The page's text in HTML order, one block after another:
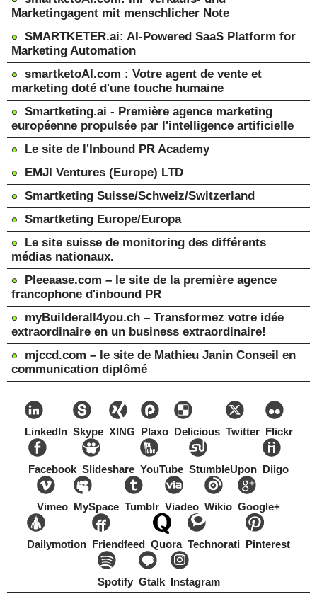
Marketingagent mit menschlicher Note
SMARTKETER.ai: AI-Powered SaaS Platform for
Marketing Automation
smartketoAI.com : Votre agent de vente et
marketing doté d'une touche humaine
Smartketing.ai - Première agence marketing
européenne propulsée par l'intelligence artificielle
Le site de l'Inbound PR Academy
EMJI Ventures (Europe) LTD
Smartketing Suisse/Schweiz/Switzerland
Smartketing Europe/Europa
Le site suisse de monitoring des différents
médias nationaux.
Pleeaase.com – le site de la première agence
francophone d'inbound PR
myBuilderall4you.ch – Transformez votre idée
extraordinaire en un business extraordinaire!
mjccd.com – le site de Mathieu Janin Conseil en
communication diplômé
LinkedIn Skype XING Plaxo Delicious Twitter Flickr
Facebook Slideshare YouTube StumbleUpon Diigo
Vimeo MySpace Tumblr Viadeo Wikio Google+
Dailymotion Friendfeed Quora Technorati Pinterest
Spotify Gtalk Instagram